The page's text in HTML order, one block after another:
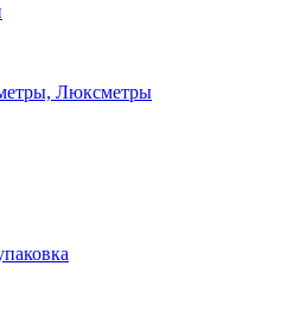
Люксметры